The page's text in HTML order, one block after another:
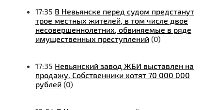
17:35 В Невьянске перед судом предстанут
трое местных жителей, в том числе двое
несовершеннолетних, обвиняемые в ряде
имущественных преступлений (0)
17:35 Невьянский завод ЖБИ выставлен на
продажу. Собственники хотят 70 000 000
рублей (0)